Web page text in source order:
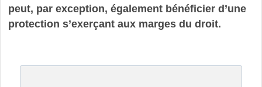
peut, par exception, également bénéficier d’une
protection s’exerçant aux marges du droit.